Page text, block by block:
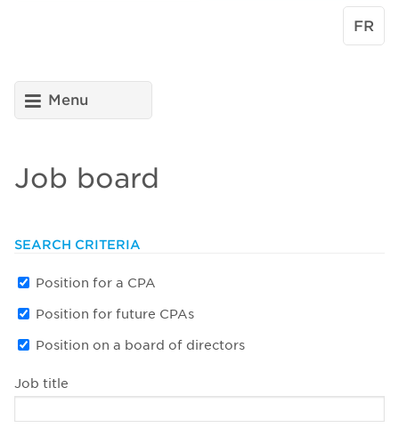
FR
Menu
Job board
SEARCH CRITERIA
Position for a CPA
Position for future CPAs
Position on a board of directors
Job title